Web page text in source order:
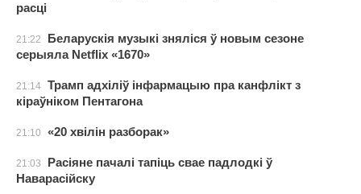
расці
21:22
Беларускія музыкі зняліся ў новым сезоне
серыяла Netflix «1670»
21:14 Трамп адхіліў інфармацыю пра канфлікт з
кіраўніком Пентагона
21:10 «20 хвілін разборак»
21:03
Расіяне пачалі тапіць свае падлодкі ў
Наварасійску